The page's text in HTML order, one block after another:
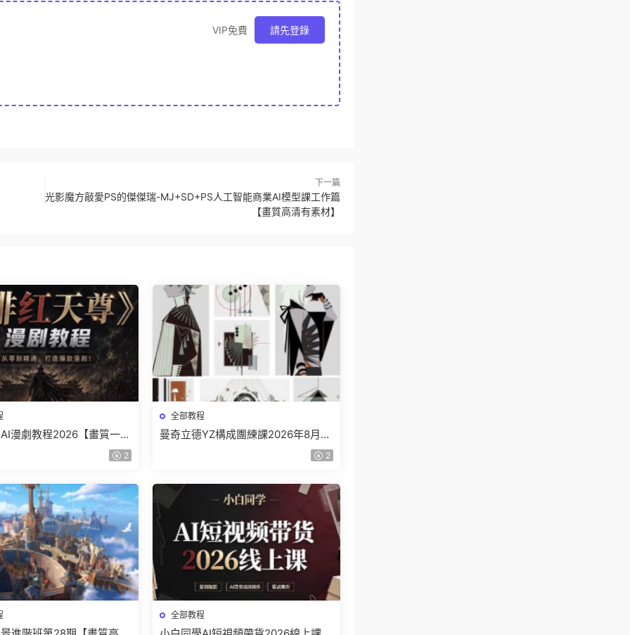
VIP免費 請先登錄
下一篇
光影魔方敲愛PS的傑傑瑞-MJ+SD+PS人工智能商業AI模型課工作篇
【畫質高清有素材】
漫劇教程2026【畫質一般
2
全部教程
曼奇立德YZ構成團練課2026年8月已
2
全部教程